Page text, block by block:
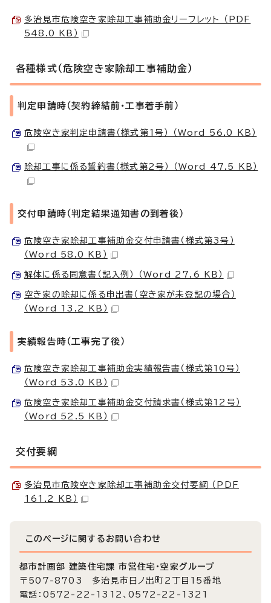
多治見市危険空き家除却工事補助金リーフレット （PDF
548.0 KB）
各種様式（危険空き家除却工事補助金）
判定申請時（契約締結前・工事着手前）
危険空き家判定申請書（様式第1号） （Word 56.0 KB）
除却工事に係る誓約書（様式第2号） （Word 47.5 KB）
交付申請時（判定結果通知書の到着後）
危険空き家除却工事補助金交付申請書（様式第3号）
（Word 58.0 KB）
解体に係る同意書（記入例） （Word 27.6 KB）
空き家の除却に係る申出書（空き家が未登記の場合）
（Word 13.2 KB）
実績報告時（工事完了後）
危険空き家除却工事補助金実績報告書（様式第10号）
（Word 53.0 KB）
危険空き家除却工事補助金交付請求書（様式第12号）
（Word 52.5 KB）
交付要綱
多治見市危険空き家除却工事補助金交付要綱 （PDF
161.2 KB）
このページに関する お問い合わせ
都市計画部 建築住宅課 市営住宅・空家グループ
〒507-8703 多治見市日ノ出町2丁目15番地
電話：0572-22-1312、0572-22-1321